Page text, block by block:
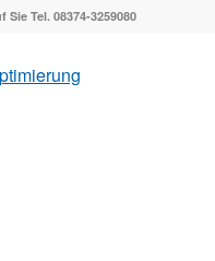
Tel. 08374-3259080